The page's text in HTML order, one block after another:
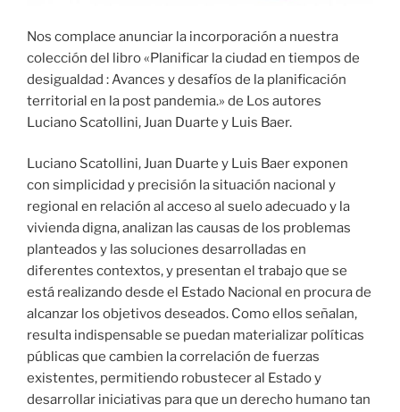
Nos complace anunciar la incorporación a nuestra
colección del libro «Planificar la ciudad en tiempos de
desigualdad : Avances y desafíos de la planificación
territorial en la post pandemia.» de Los autores
Luciano Scatollini, Juan Duarte y Luis Baer.
Luciano Scatollini, Juan Duarte y Luis Baer exponen
con simplicidad y precisión la situación nacional y
regional en relación al acceso al suelo adecuado y la
vivienda digna, analizan las causas de los problemas
planteados y las soluciones desarrolladas en
diferentes contextos, y presentan el trabajo que se
está realizando desde el Estado Nacional en procura de
alcanzar los objetivos deseados. Como ellos señalan,
resulta indispensable se puedan materializar políticas
públicas que cambien la correlación de fuerzas
existentes, permitiendo robustecer al Estado y
desarrollar iniciativas para que un derecho humano tan